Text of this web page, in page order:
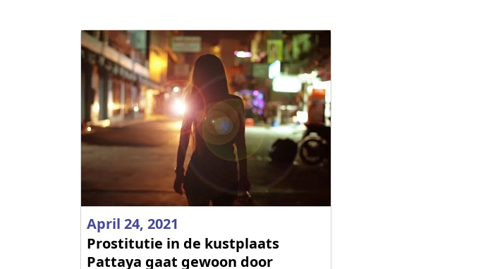
April 24, 2021
Prostitutie in de kustplaats
Pattaya gaat gewoon door